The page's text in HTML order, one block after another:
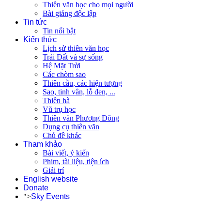
Thiên văn học cho mọi người
Bài giảng độc lập
Tin tức
Tin nổi bật
Kiến thức
Lịch sử thiên văn học
Trái Đất và sự sống
Hệ Mặt Trời
Các chòm sao
Thiên cầu, các hiện tượng
Sao, tinh vân, lỗ đen, ...
Thiên hà
Vũ trụ học
Thiên văn Phương Đông
Dụng cụ thiên văn
Chủ đề khác
Tham khảo
Bài viết, ý kiến
Phim, tài liệu, tiện ích
Giải trí
English website
Donate
">Sky Events